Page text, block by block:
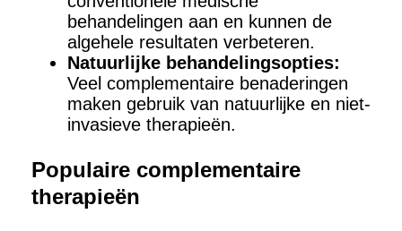
behandelingen aan en kunnen de
algehele resultaten verbeteren.
Natuurlijke behandelingsopties:
Veel complementaire benaderingen
maken gebruik van natuurlijke en niet-
invasieve therapieën.
Populaire complementaire
therapieën